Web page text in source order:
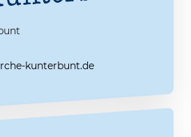
kunterbunt.de